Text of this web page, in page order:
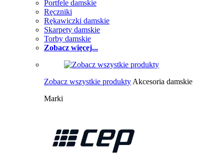
Portfele damskie
Ręczniki
Rękawiczki damskie
Skarpety damskie
Torby damskie
Zobacz więcej...
Zobacz wszystkie produkty Akcesoria damskie
Marki